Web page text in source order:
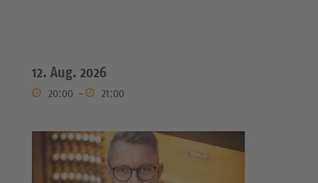
12. Aug. 2026
20:00 - 21:00